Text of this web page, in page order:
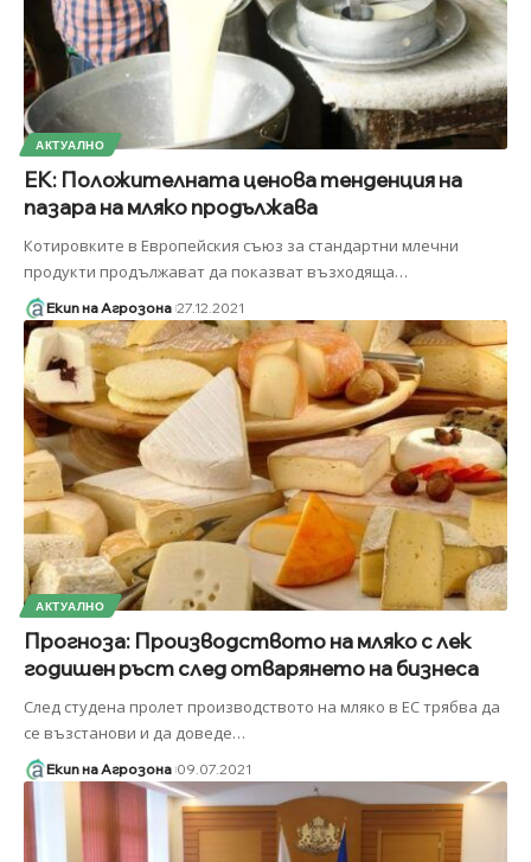
АКТУАЛНО
ЕК: Положителната ценова тенденция на
пазара на мляко продължава
Котировките в Европейския съюз за стандартни млечни
продукти продължават да показват възходяща…
Екип на Агрозона 27.12.2021
АКТУАЛНО
Прогноза: Производството на мляко с лек
годишен ръст след отварянето на бизнеса
След студена пролет производството на мляко в ЕС трябва да
се възстанови и да доведе…
Екип на Агрозона 09.07.2021